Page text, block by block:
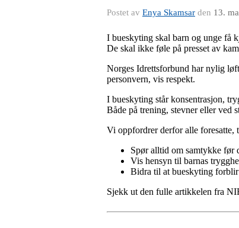
Postet av Enya Skamsar den 13.
I bueskyting skal barn og unge få
De skal ikke føle på presset av
Norges Idrettsforbund har nylig
personvern, vis respekt.
I bueskyting står konsentrasjon,
Både på trening, stevner eller ved
Vi oppfordrer derfor alle
Spør alltid om samtykke før
Vis hensyn til barnas
Bidra til at bueskyting
Sjekk ut den fulle artikkelen fra